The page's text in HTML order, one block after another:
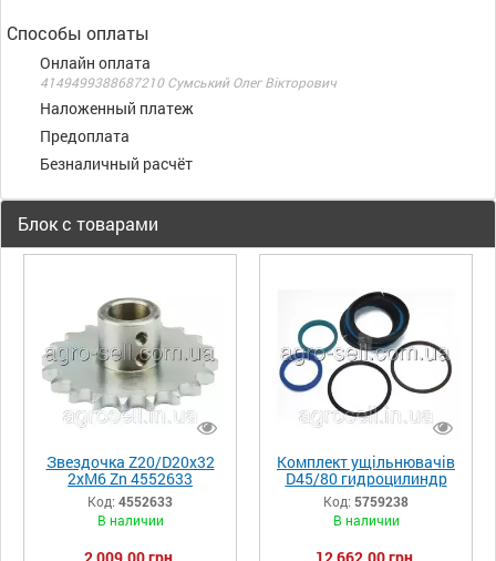
Способы оплаты
Онлайн оплата
4149499388687210 Сумський Олег Вікторович
Наложенный платеж
Предоплата
Безналичный расчёт
Блок с товарами
Звездочка Z20/D20x32
2xM6 Zn 4552633
Код: 4552633
В наличии
Комплект ущільнювачів
D45/80 гидроцилиндр
Lemken 5759238
Код: 5759238
В наличии